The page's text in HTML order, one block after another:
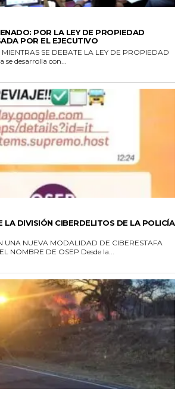
POR LA LEY DE PROPIEDAD
POR EL EJECUTIVO
SE DEBATE LA LEY DE PROPIEDAD
se desarrolla con...
LA DIVISIÓN CIBERDELITOS DE LA POLICÍA
UNA NUEVA MODALIDAD DE CIBERESTAFA
VIRTUAL USANDO EL NOMBRE DE OSEP Desde la...